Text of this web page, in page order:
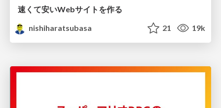
速くて安いWebサイトを作る
nishiharatsubasa
21 19k